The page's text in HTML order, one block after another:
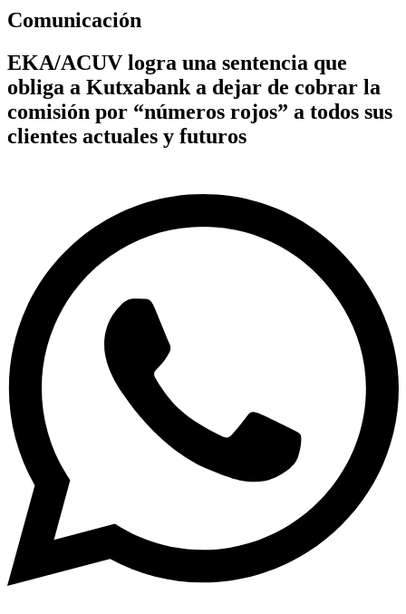
Comunicación
EKA/ACUV logra una sentencia que
obliga a Kutxabank a dejar de cobrar la
comisión por “números rojos” a todos sus
clientes actuales y futuros